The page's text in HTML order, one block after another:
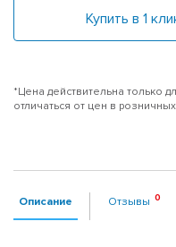
Купить в 1
*Цена действительна только
отличаться от цен в
Описание Отзывы